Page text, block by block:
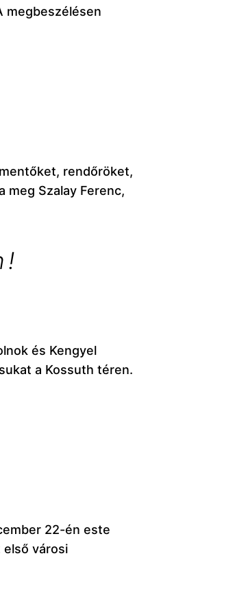
megbeszélésen
rendőröket,
Szalay Ferenc,
!
és Kengyel
a Kossuth téren.
22-én este
első városi